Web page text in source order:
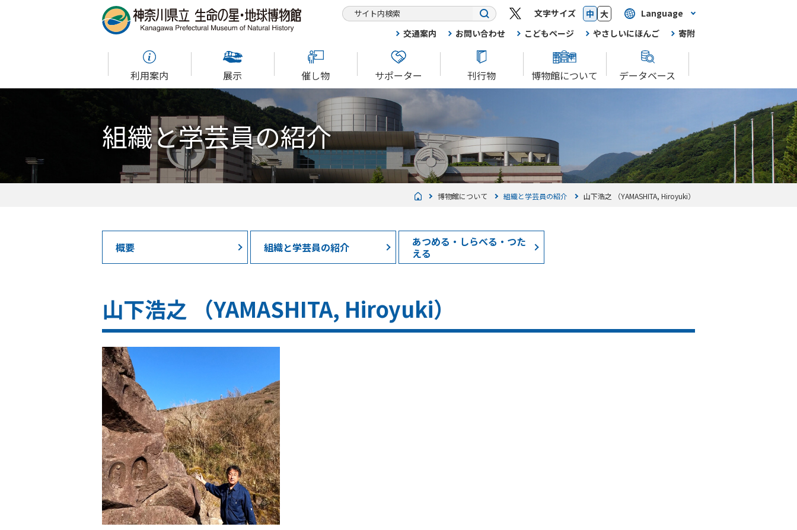
文字サイズ 中 大
Language
交通案内
お問い合わせ こどもページ やさしいにほんご 寄附
利用案内 展示 催し物 サポーター 刊行物 博物館について データベース
組織と学芸員の紹介
博物館について 組織と学芸員の紹介 山下浩之 （YAMASHITA, Hiroyuki）
概要 組織と学芸員の紹介
あつめる・しらべる・つた
える
山下浩之 （YAMASHITA, Hiroyuki）